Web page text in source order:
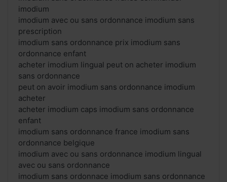
imodium
imodium avec ou sans ordonnance imodium sans
prescription
imodium sans ordonnance prix imodium sans
ordonnance enfant
acheter imodium lingual peut on acheter imodium
sans ordonnance
peut on avoir imodium sans ordonnance imodium
acheter
acheter imodium caps imodium sans ordonnance
enfant
imodium sans ordonnance france imodium sans
ordonnance belgique
imodium avec ou sans ordonnance imodium lingual
avec ou sans ordonnance
imodium sans ordonnace imodium sans ordonnance